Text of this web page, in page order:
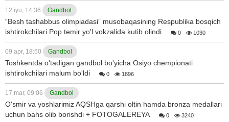
12 iyu, 14:36 Gandbol
“Besh tashabbus olimpiadasi” musobaqasining Respublika bosqich
ishtirokchilari Pop temir yo'l vokzalida kutib olindi
0 1030
09 apr, 18:50 Gandbol
Toshkentda o'tadigan gandbol bo'yicha Osiyo chempionati
ishtirokchilari malum bo'ldi
0 1896
17 mar, 09:06 Gandbol
O'smir va yoshlarimiz AQSHga qarshi oltin hamda bronza medallari
uchun bahs olib borishdi + FOTOGALEREYA
0 3240